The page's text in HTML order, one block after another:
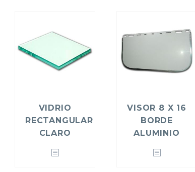
VIDRIO
RECTANGULAR
CLARO
VISOR 8 X 16
BORDE
ALUMINIO